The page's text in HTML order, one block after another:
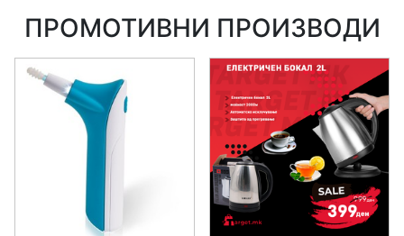
ПРОМОТИВНИ ПРОИЗВОДИ